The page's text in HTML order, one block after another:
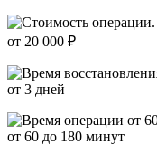
от 20 000 ₽
от 3 дней
от 60 до 180 минут